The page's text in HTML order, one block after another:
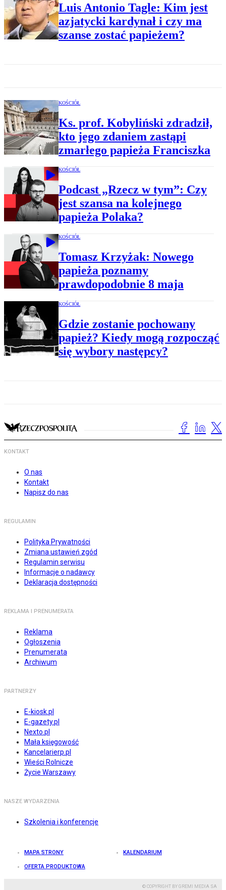
Luis Antonio Tagle: Kim jest
azjatycki kardynał i czy ma
szanse zostać papieżem?
KOŚCIÓŁ
Ks. prof. Kobyliński zdradził,
kto jego zdaniem zastąpi
zmarłego papieża Franciszka
KOŚCIÓŁ
Podcast „Rzecz w tym”: Czy
jest szansa na kolejnego
papieża Polaka?
KOŚCIÓŁ
Tomasz Krzyżak: Nowego
papieża poznamy
prawdopodobnie 8 maja
KOŚCIÓŁ
Gdzie zostanie pochowany
papież? Kiedy mogą rozpocząć
się wybory następcy?
KONTAKT
O nas
Kontakt
Napisz do nas
REGULAMIN
Polityka Prywatności
Zmiana ustawień zgód
Regulamin serwisu
Informacje o nadawcy
Deklaracja dostępności
REKLAMA I PRENUMERATA
Reklama
Ogłoszenia
Prenumerata
Archiwum
PARTNERZY
E-kiosk.pl
E-gazety.pl
Nexto.pl
Mała księgowość
Kancelarierp.pl
Wieści Rolnicze
Życie Warszawy
NASZE WYDARZENIA
Szkolenia i konferencje
MAPA STRONY KALENDARIUM
OFERTA PRODUKTOWA
© COPYRIGHT BY GREMI MEDIA SA